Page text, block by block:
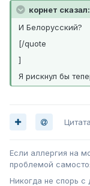
корнет сказал:
И Белорусский?
[/quote
]
Я рискнул бы
Цитата
Если аллергия на
проблемой
Никогда не спорь